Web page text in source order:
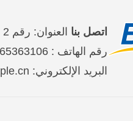
اتصل بنا العنوان: رقم 2 على طريق جين تاي شي حي تشاو يانغ ببكين
رقم الهاتف : 65363106-10-86 、65368220-10-86、65363107-10-86
البريد الإلكتروني: brnn@people.cn